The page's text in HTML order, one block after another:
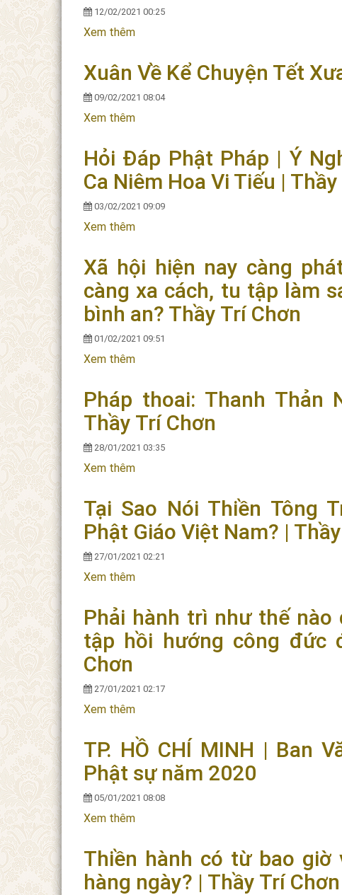
12/02/2021 00:25
Xem thêm
Xuân Về Kể Chuyện Tết
09/02/2021 08:04
Xem thêm
Hỏi Đáp Phật Pháp | Ý
Ca Niêm Hoa Vi Tiếu |
03/02/2021 09:09
Xem thêm
Xã hội hiện nay càng
càng xa cách, tu tập làm
bình an? Thầy Trí Chơn
01/02/2021 09:51
Xem thêm
Pháp thoai: Thanh Thản
Thầy Trí Chơn
28/01/2021 03:35
Xem thêm
Tại Sao Nói Thiền Tông
Phật Giáo Việt Nam? |
27/01/2021 02:21
Xem thêm
Phải hành trì như thế
tập hồi hướng công đức
Chơn
27/01/2021 02:17
Xem thêm
TP. HỒ CHÍ MINH | Ban
Phật sự năm 2020
05/01/2021 08:08
Xem thêm
Thiền hành có từ bao
hàng ngày? | Thầy Trí Chơn